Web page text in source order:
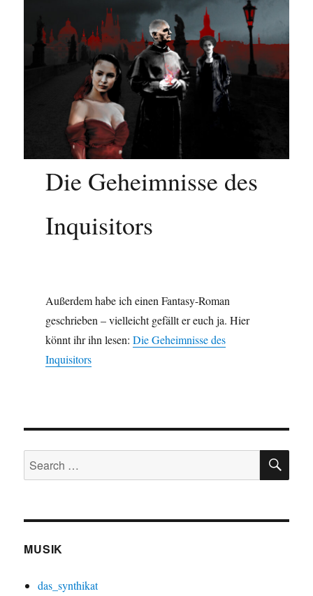
Die Geheimnisse des
Inquisitors
Außerdem habe ich einen Fantasy-Roman
geschrieben – vielleicht gefällt er euch ja. Hier
könnt ihr ihn lesen: Die Geheimnisse des
Inquisitors
Search
for:
MUSIK
das_synthikat